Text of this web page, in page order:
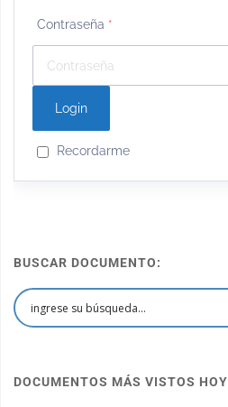
Contraseña *
Recordarme
BUSCAR DOCUMENTO:
DOCUMENTOS MÁS VISTOS HOY